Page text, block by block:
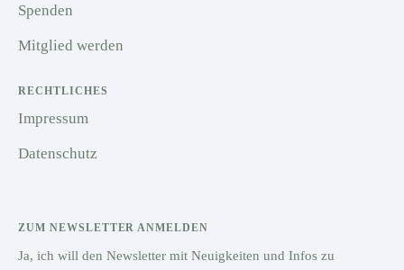
Spenden
Mitglied werden
RECHTLICHES
Impressum
Datenschutz
ZUM NEWSLETTER ANMELDEN
Ja, ich will den Newsletter mit Neuigkeiten und Infos zu